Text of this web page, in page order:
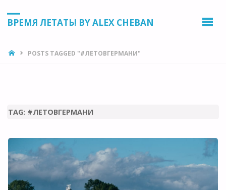
ВРЕМЯ ЛЕТАТЬ! BY ALEX CHEBAN
HOMEPOSTS TAGGED "#ЛЕТОВГЕРМАНИ"
TAG: #ЛЕТОВГЕРМАНИ